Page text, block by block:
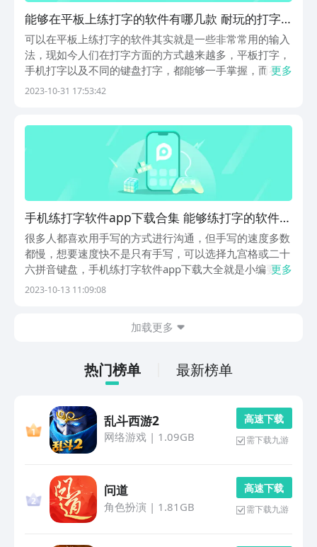
能够在平板上练打字的软件有哪几款 耐玩的打字
练习APP分享
可以在平板上练打字的软件其实就是一些非常常用的输入
法，现如今人们在打字方面的方式越来越多，平板打字，
手机打字以及不同的键盘打字，都能够一手掌握，而在平
板上练习打字，不仅可以锻炼大家的手速，还可以帮助大
有...
更多
2023-10-31 17:53:42
手机练打字软件app下载合集 能够练打字的软件榜
单合集TOP10
很多人都喜欢用手写的方式进行沟通，但手写的速度多数
都慢，想要速度快不是只有手写，可以选择九宫格或二十
六拼音键盘，手机练打字软件app下载大全就是小编要为
大家讲解的内容，有多种练习打字的app，能够让小伙伴
更多
2023-10-13 11:09:08
加载更多
热门榜单 最新榜单
乱斗西游2
网络游戏| 1.09GB
高 速 下 载
需下载九游
问道
角色扮演 | 1.81GB
高 速 下 载
需下载九游